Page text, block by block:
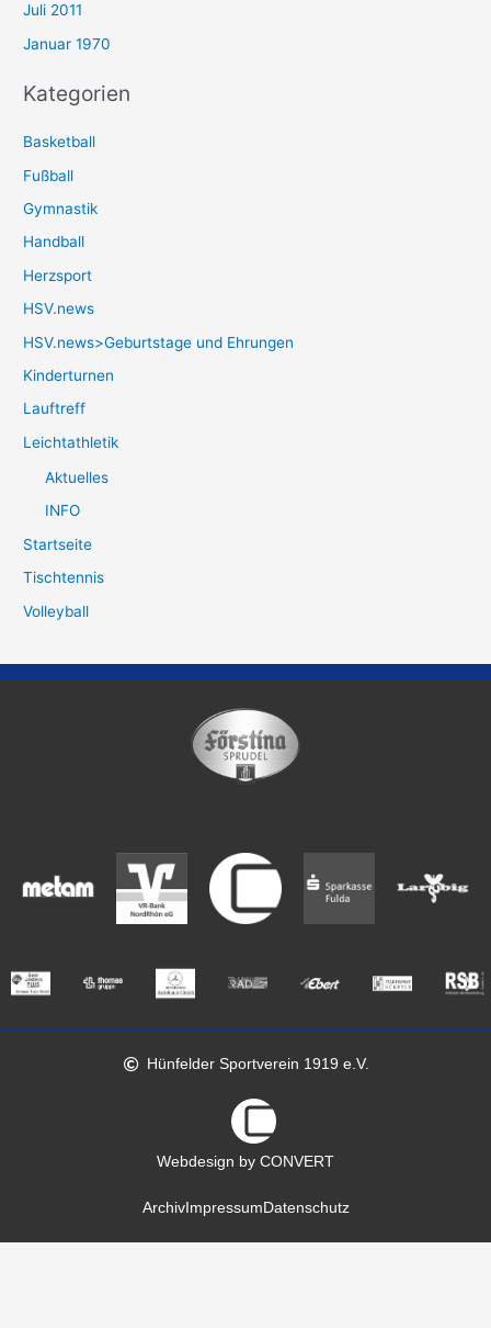
Juli 2011
Januar 1970
Kategorien
Basketball
Fußball
Gymnastik
Handball
Herzsport
HSV.news
HSV.news>Geburtstage und Ehrungen
Kinderturnen
Lauftreff
Leichtathletik
Aktuelles
INFO
Startseite
Tischtennis
Volleyball
Hünfelder Sportverein 1919 e.V.
Webdesign by CONVERT
ArchivImpressum Datenschutz